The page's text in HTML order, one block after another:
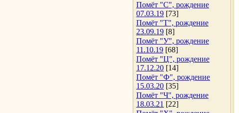
Помёт "С", рождение
07.03.19 [73]
Помёт "Т", рождение
23.09.19 [8]
Помёт "У", рождение
11.10.19 [68]
Помёт "Ц", рождение
17.12.20 [14]
Помёт "Ф", рождение
15.03.20 [35]
Помёт "Ч", рождение
18.03.21 [22]